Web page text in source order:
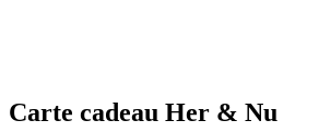
Carte cadeau Her & Nu